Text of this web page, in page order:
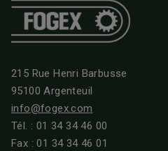
215 Rue Henri Barbusse
95100 Argenteuil
info@fogex.com
Tél. : 01 34 34 46 00
Fax : 01 34 34 46 01